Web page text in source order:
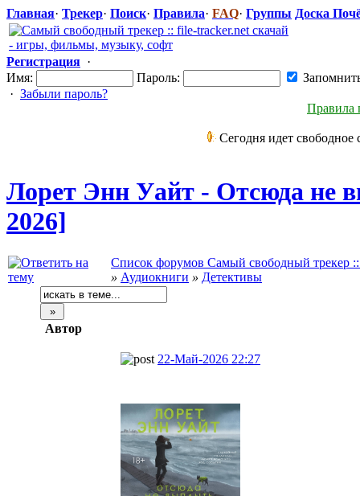
Главная· Трекер· Поиск· Правила· FAQ· Группы Доска
Регистрация ·
Имя:
Пароль:
· Забыли пароль?
Правила
Сегодня идет свободное
Лорет Энн Уайт - Отсюда не
2026]
Список форумов Самый свободный трекер
» Аудиокниги » Детективы
Автор
22-Май-2026 22:27